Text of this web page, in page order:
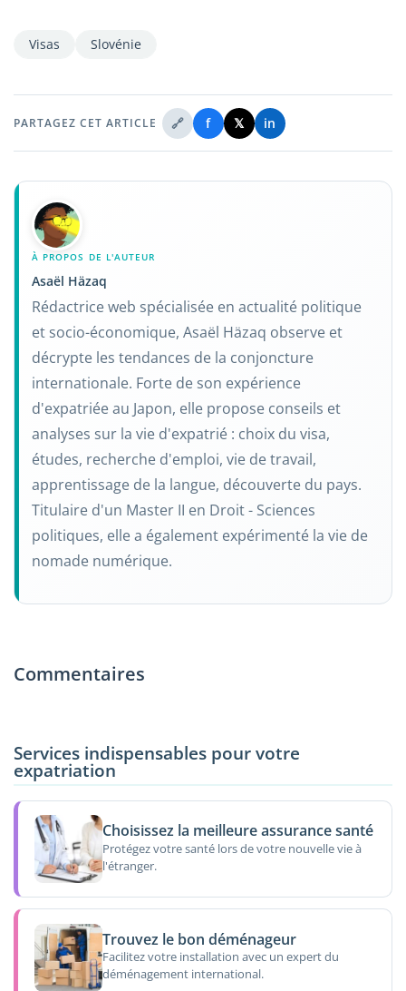
Visas Slovénie
PARTAGEZ CET ARTICLE 🔗 f 𝕏 in
À PROPOS DE L'AUTEUR
Asaël Häzaq
Rédactrice web spécialisée en actualité politique
et socio-économique, Asaël Häzaq observe et
décrypte les tendances de la conjoncture
internationale. Forte de son expérience
d'expatriée au Japon, elle propose conseils et
analyses sur la vie d'expatrié : choix du visa,
études, recherche d'emploi, vie de travail,
apprentissage de la langue, découverte du pays.
Titulaire d'un Master II en Droit - Sciences
politiques, elle a également expérimenté la vie de
nomade numérique.
Commentaires
Services indispensables pour votre
expatriation
Choisissez la meilleure assurance santé
Protégez votre santé lors de votre nouvelle vie à
l'étranger.
Trouvez le bon déménageur
Facilitez votre installation avec un expert du
déménagement international.